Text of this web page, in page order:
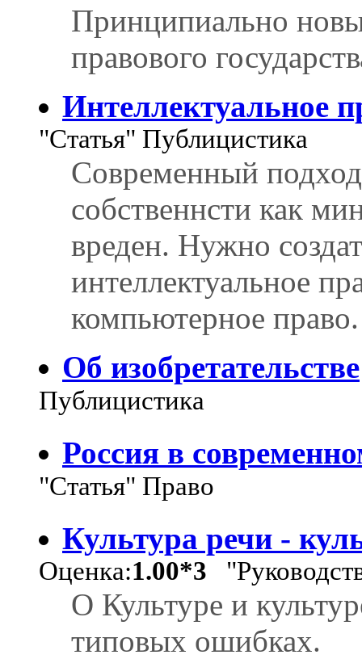
Принципиально
правового
Интеллектуальное
"Статья" Публицистика
Современный
собственнсти как
вреден. Нужно
интеллектуальное
компьютерное право.
Об изобретательстве
Публицистика
Россия в
"Статья" Право
Культура речи -
Оценка:1.00*3
О Культуре и
типовых ошибках.